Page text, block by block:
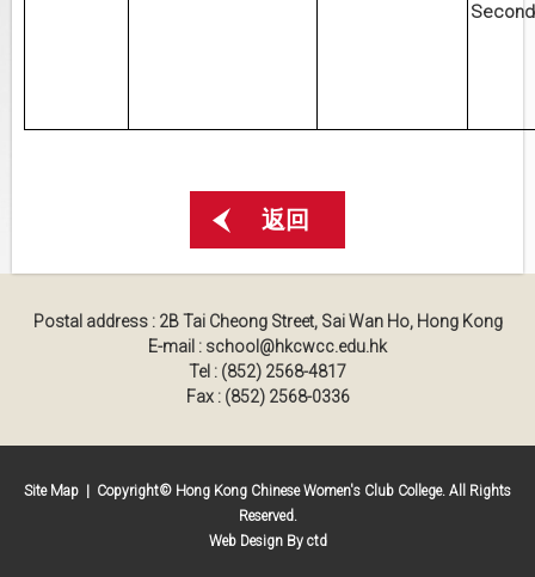
返回
Postal address : 2B Tai Cheong Street, Sai Wan Ho, Hong Kong
E-mail : school@hkcwcc.edu.hk
Tel : (852) 2568-4817
Fax : (852) 2568-0336
Site Map | Copyright© Hong Kong Chinese Women's Club College. All Rights
Reserved.
Web Design By ctd